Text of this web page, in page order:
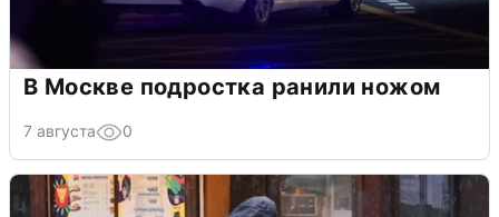
В Москве подростка ранили ножом
7 августа 0